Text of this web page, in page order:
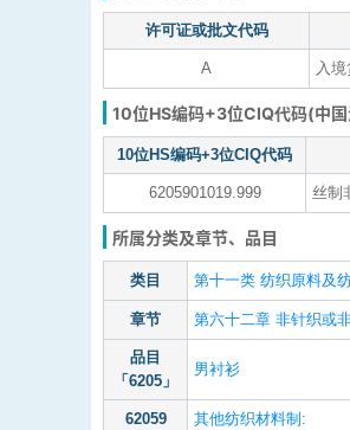
许可证或批文代码
A 入
10位HS编码+3位CIQ代码(中
10位HS编码+3位CIQ代码
6205901019.999 丝制
所属分类及章节、品目
类目 第十一类 纺织原料及
章节 第六十二章 非针织或
品目
「6205」
男衬衫
62059 其他纺织材料制: